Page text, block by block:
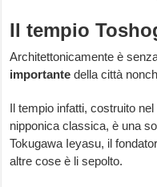
Il tempio
Architettonicamente è
importante della città
Il tempio infatti, costruito nel
nipponica classica, è una
Tokugawa Ieyasu, il
altre cose è li sepolto.